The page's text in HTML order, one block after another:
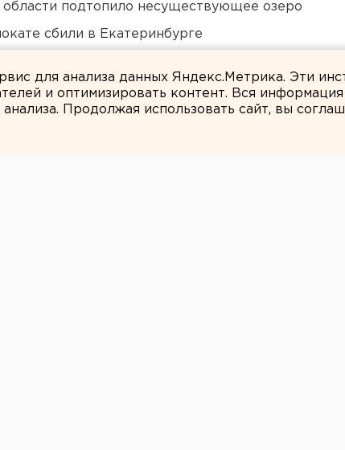
области подтопило несуществующее озеро
сбили в Екатеринбурге
для анализа данных Яндекс.Метрика. Эти
и оптимизировать контент. Вся
анализа. Продолжая использовать сайт, вы